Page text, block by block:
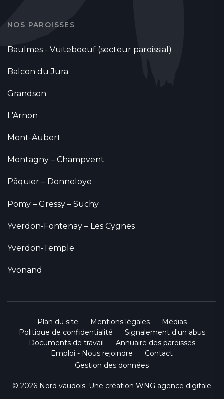
NOS PAROISSES
Baulmes - Vuiteboeuf (secteur paroissial)
Balcon du Jura
Grandson
L'Arnon
Mont-Aubert
Montagny – Champvent
Pâquier – Donneloye
Pomy – Gressy – Suchy
Yverdon-Fontenay – Les Cygnes
Yverdon-Temple
Yvonand
Plan du site Mentions légales
Médias
Politique de confidentialité
Signalement d'un abus
Documents de travail
Annuaire des paroisses
Emploi - Nous rejoindre
Contact
Gestion des données
© 2026 Nord vaudois. Une création WNG agence digitale